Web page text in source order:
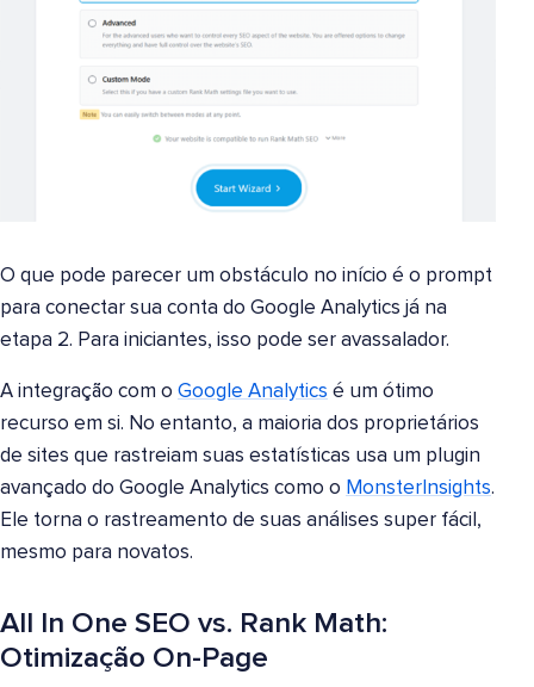
O que pode parecer um obstáculo no início é o prompt
para conectar sua conta do Google Analytics já na
etapa 2. Para iniciantes, isso pode ser avassalador.
A integração com o Google Analytics é um ótimo
recurso em si. No entanto, a maioria dos proprietários
de sites que rastreiam suas estatísticas usa um plugin
avançado do Google Analytics como o MonsterInsights.
Ele torna o rastreamento de suas análises super fácil,
mesmo para novatos.
All In One SEO vs. Rank Math:
Otimização On-Page